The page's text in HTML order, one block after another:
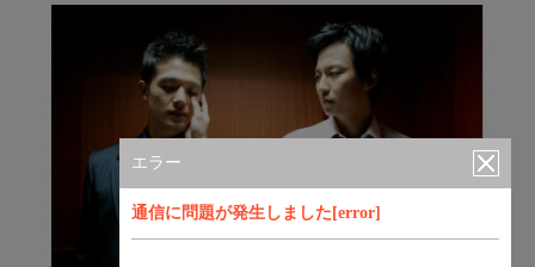
エラー
通信に問題が発生しました[error]